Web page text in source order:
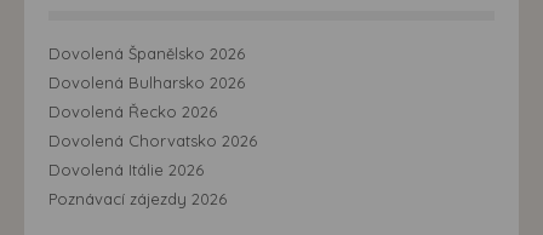
Dovolená Španělsko 2026
Dovolená Bulharsko 2026
Dovolená Řecko 2026
Dovolená Chorvatsko 2026
Dovolená Itálie 2026
Poznávací zájezdy 2026